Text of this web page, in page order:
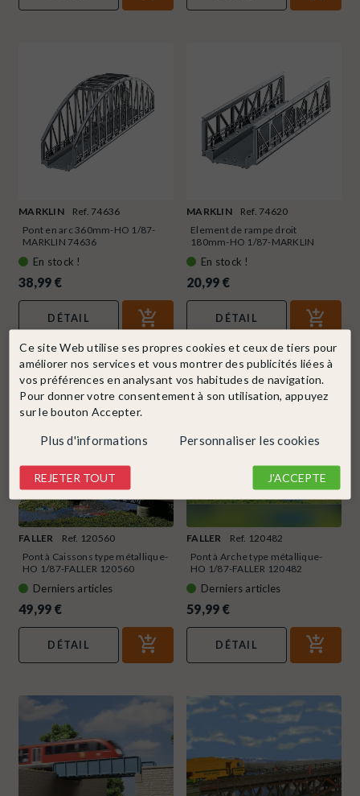
MARKLIN
Ref. 74636
Pont en arc 360mm-HO 1/87-
MARKLIN 74636
En stock !
38,99 €
DÉTAIL
MARKLIN
Ref. 74620
Element de rampe droit
180mm-HO 1/87-MARKLIN
74620
En stock !
20,99 €
DÉTAIL
FALLER
Ref. 120560
Pont à Caissons type métallique-
HO 1/87-FALLER 120560
Derniers articles
49,99 €
DÉTAIL
FALLER
Ref. 120482
Pont à Arche type métallique-
HO 1/87-FALLER 120482
Derniers articles
59,99 €
DÉTAIL
Ce site Web utilise ses propres cookies et ceux de tiers pour
améliorer nos services et vous montrer des publicités liées à
vos préférences en analysant vos habitudes de navigation.
Pour donner votre consentement à son utilisation, appuyez
sur le bouton Accepter.
Plus d'informations Personnaliser les cookies
REJETER TOUT J'ACCEPTE